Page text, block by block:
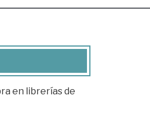
en librerías de